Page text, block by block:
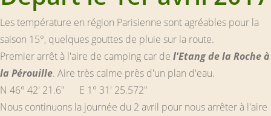
Les température en région Parisienne sont agréables pour la
saison 15°, quelques gouttes de pluie sur la route.
Premier arrêt à l'aire de camping car de l'Etang de la Roche à
la Pérouille. Aire très calme près d'un plan d'eau.
N 46° 42' 21.6" E 1° 31' 25.572"
Nous continuons la journée du 2 avril pour nous arrêter à l'aire